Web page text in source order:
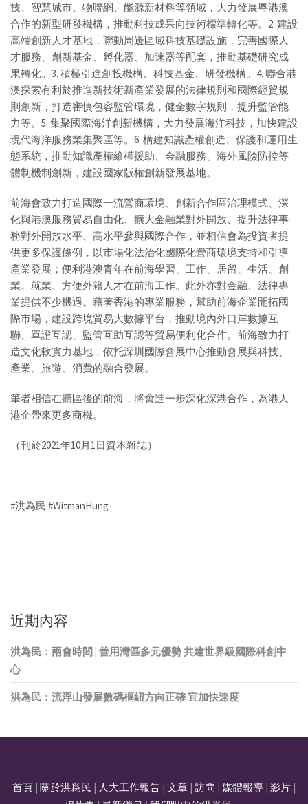
技、智慧城市、物聯網、能源新材料等領域，大力發展粵港澳
合作的新型研發機構，推動科技成果向技術標準轉化等。2. 建設
高端創新人才基地，聯動周邊區域科技基礎設施，完善國際人
才服務、創新基金、孵化器、加速器等配套，推動基礎研究成
果轉化。3. 積極引進創投機構、科技基金、研發機構。4. 聯合港
澳探索有利於推進新技術新產業發展的法律規則和國際經貿規
則創新，打造審慎包容監管環境，健全數字規則，提升監管能
力等。5. 集聚國際海洋創新機構，大力發展海洋科技，加快建設
現代海洋服務業集聚區等。6. 構建知識產權創造、保護和運用生
態系統，推動知識產權維權援助、金融服務、海外風險防控等
體制機制創新，建設國家版權創新發展基地。
前海會致力打造國際一流營商環境、創新合作區治理模式、深
化與港澳服務貿易自由化、擴大金融業對外開放、提升法律事
務對外開放水平、高水平參與國際合作，並相信會為投資者提
供更多保護條例，以市場化法治化國際化營商環境支持和引導
產業發展；便利港澳青年在前海學習、工作、居留、生活、創
業、就業、方便外籍人才在前海工作。此外亦對金融、法律專
業提供不少機遇。藉著香港的專業服務，幫助前海企業開拓國
際市場，建設跨境貿易大數據平台，推動境內外口岸數據互
聯、單證互認、監管互助互認等貿易便利化合作。前海致力打
造文化軟實力基地，依托深圳國際會展中心推動會展與科技、
產業、旅遊、消費的融合發展。
筆者相信在擴區後的前海，將會進一步深化深港合作，為港人
港企帶來更多商機。
（刊於2021年10月1日資本雜誌）
#洪為民 #WitmanHung
近期內容
洪為民：兩會時間 | 善用灣區多元優勢 共建世界級國際科創中
心
洪為民：流浮山發展數碼樞紐方向正確 宜加快速度
首頁 關於洪爲民 人大工作報告 文章 訪問 媒體報導 影片